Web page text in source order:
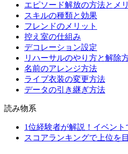
エピソード解放の方法とメ
スキルの種類と効果
フレンドのメリット
控え室の仕組み
デコレーション設定
リハーサルのやり方と解除
名前のアレンジ方法
ライブ衣装の変更方法
データの引き継ぎ方法
読み物系
1位経験者が解説！イベント
スコアランキングで上位を